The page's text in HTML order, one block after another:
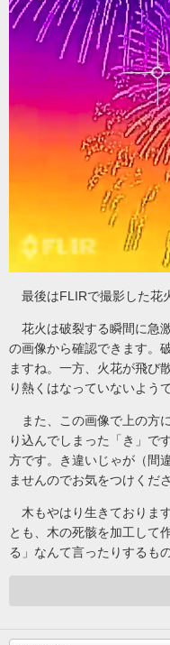
最後はFLIRで撮影した花
花火は破裂する瞬間に急
の画像から確認できます。
ますね。一方、火花が飛び
り熱くはなっていないようで
また、この画像で上の方
り込んでしまった「き」で
方です。き違いじゃが（間
ませんのでお気をつけくださ
木もやはり生きておりま
とも、木の死骸を加工して
る」なんて言ったりするも